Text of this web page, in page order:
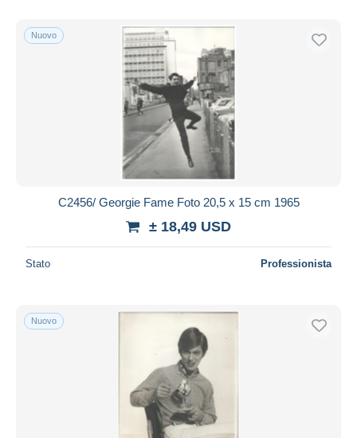
Nuovo
C2456/ Georgie Fame Foto 20,5 x 15 cm 1965
± 18,49 USD
Stato Professionista
Nuovo